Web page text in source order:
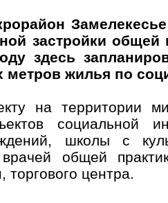
Замелекесье
застройки
здесь
метров жилья по
на территории
социальной
школы с
общей
торгового центра.